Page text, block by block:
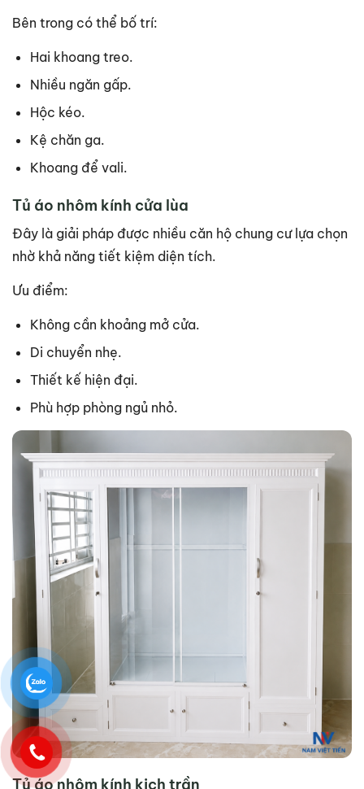
Bên trong có thể bố trí:
Hai khoang treo.
Nhiều ngăn gấp.
Hộc kéo.
Kệ chăn ga.
Khoang để vali.
Tủ áo nhôm kính cửa lùa
Đây là giải pháp được nhiều căn hộ chung cư lựa chọn
nhờ khả năng tiết kiệm diện tích.
Ưu điểm:
Không cần khoảng mở cửa.
Di chuyển nhẹ.
Thiết kế hiện đại.
Phù hợp phòng ngủ nhỏ.
Tủ áo nhôm kính kịch trần